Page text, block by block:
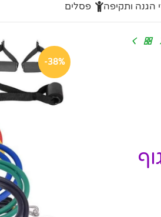
הגנה ותקיפה פסלים
-38%